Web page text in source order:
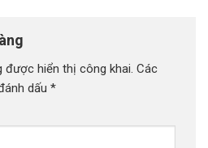
được hiển thị công khai. Các
dấu *